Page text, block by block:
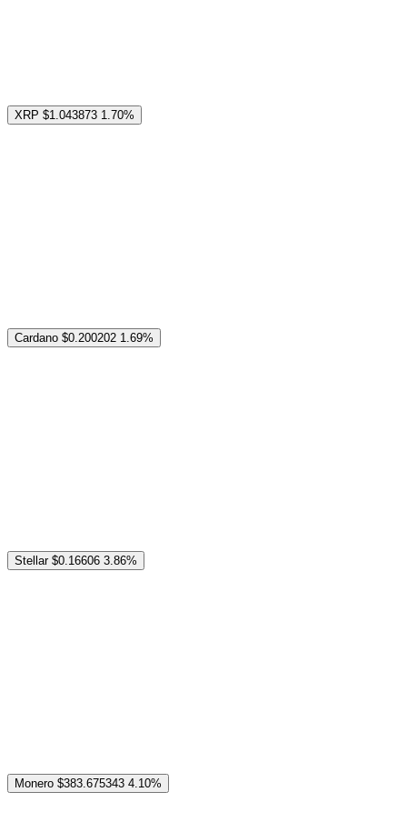
XRP $1.043873 1.70%
Cardano $0.200202 1.69%
Stellar $0.16606 3.86%
Monero $383.675343 4.10%